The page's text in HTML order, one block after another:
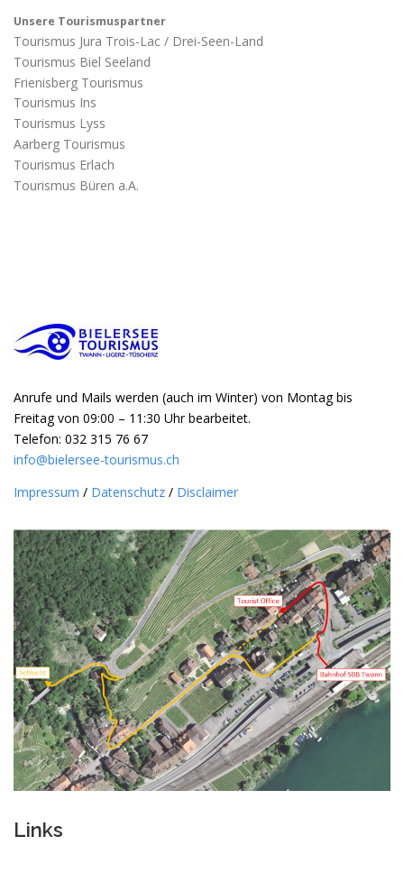
Unsere Tourismuspartner
Tourismus Jura Trois-Lac / Drei-Seen-Land
Tourismus Biel Seeland
Frienisberg Tourismus
Tourismus Ins
Tourismus Lyss
Aarberg Tourismus
Tourismus Erlach
Tourismus Büren a.A.
Anrufe und Mails werden (auch im Winter) von Montag bis
Freitag von 09:00 – 11:30 Uhr bearbeitet.
Telefon: 032 315 76 67
info@bielersee-tourismus.ch
Impressum / Datenschutz / Disclaimer
Links